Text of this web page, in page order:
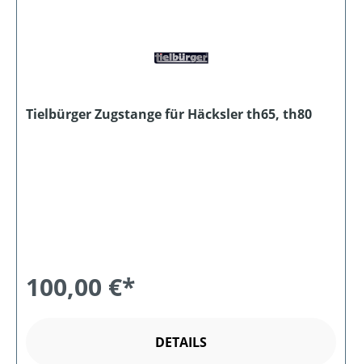
Tielbürger Zugstange für Häcksler th65, th80
100,00 €*
DETAILS